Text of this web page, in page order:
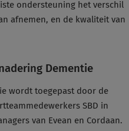
ondersteuning het verschil
afnemen, en de kwaliteit van
Dementie
wordt toegepast door de
SBD in
van Evean en Cordaan.